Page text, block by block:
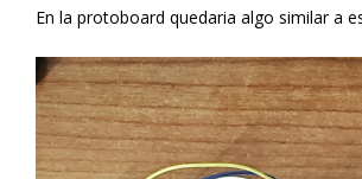
En la protoboard quedaria algo similar a